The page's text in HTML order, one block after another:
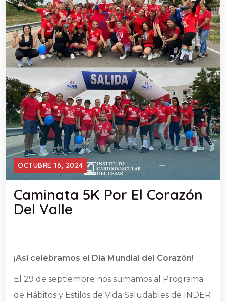
OCTUBRE 16, 2024
Caminata 5K Por El Corazón
Del Valle
¡Así celebramos el Día Mundial del Corazón!
El 29 de septiembre nos sumamos al Programa
de Hábitos y Estilos de Vida Saludables de INDER